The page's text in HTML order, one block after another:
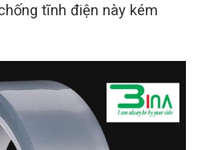
tĩnh điện này kém